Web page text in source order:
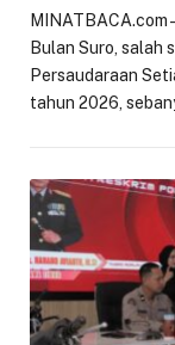
MINATBACA.com
Bulan Suro, salah
Persaudaraan
tahun 2026,